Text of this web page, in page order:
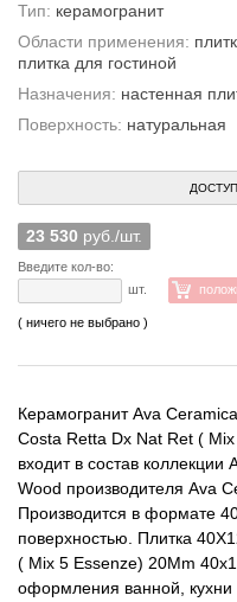
Тип: керамогранит
Области применения:
плитка для гостиной
Назначения: настенная
Поверхность: натуральная
23 530 руб./шт.
Введите кол-во:
шт.
( ничего не выбрано )
Керамогранит Ava
Costa Retta Dx Nat Ret (
входит в состав
Wood производителя Ava
Производится в формате
поверхностью. Плитка
( Mix 5 Essenze) 20Mm
оформления ванной, кухни